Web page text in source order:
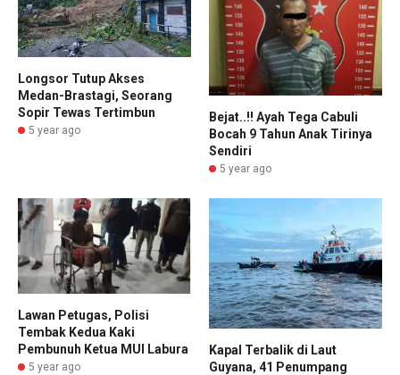
Longsor Tutup Akses
Medan-Brastagi, Seorang
Sopir Tewas Tertimbun
5 year ago
Bejat..!! Ayah Tega Cabuli
Bocah 9 Tahun Anak Tirinya
Sendiri
5 year ago
Lawan Petugas, Polisi
Tembak Kedua Kaki
Pembunuh Ketua MUI Labura
5 year ago
Kapal Terbalik di Laut
Guyana, 41 Penumpang